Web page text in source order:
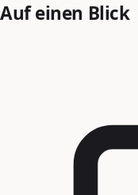
Auf einen Blick